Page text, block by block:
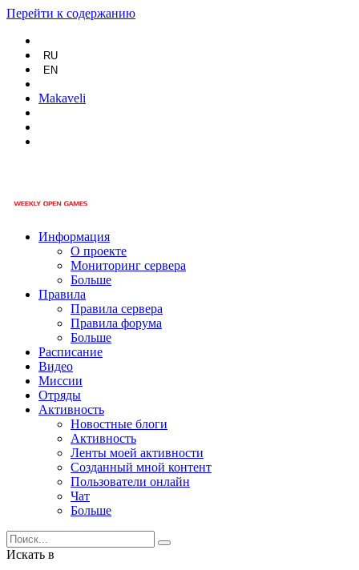
Перейти к содержанию
RU
EN
Makaveli
Информация
О проекте
Мониторинг сервера
Больше
Правила
Правила сервера
Правила форума
Больше
Расписание
Видео
Миссии
Отряды
Активность
Новостные блоги
Активность
Ленты моей активности
Созданный мной контент
Пользователи онлайн
Чат
Больше
Искать в